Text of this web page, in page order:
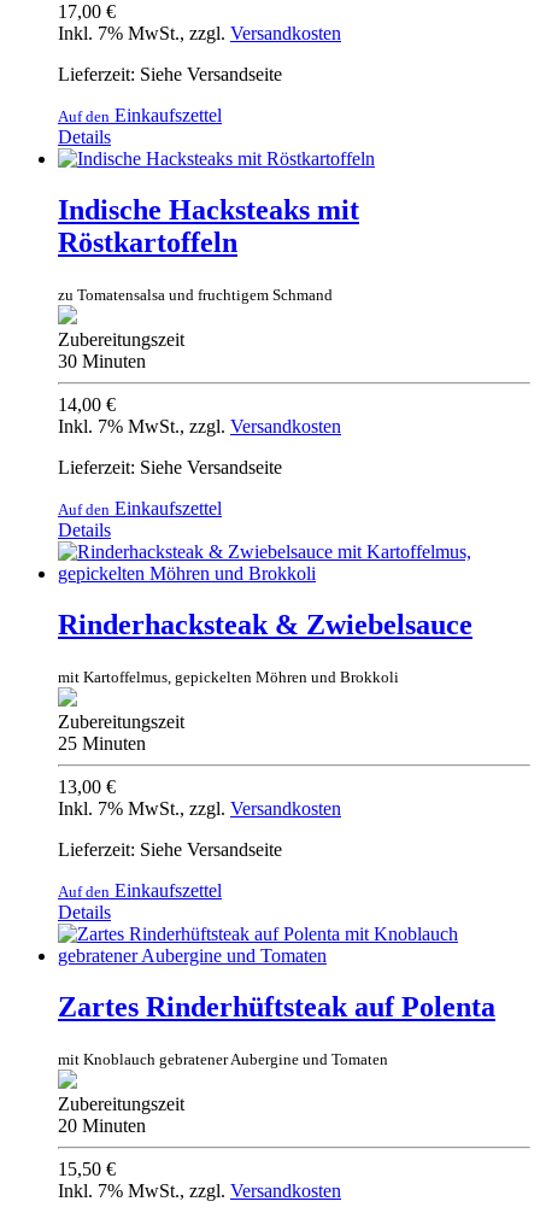
17,00 €
Inkl. 7% MwSt., zzgl. Versandkosten
Lieferzeit: Siehe Versandseite
Auf den Einkaufszettel
Details
Indische Hacksteaks mit
Röstkartoffeln
zu Tomatensalsa und fruchtigem Schmand
Zubereitungszeit
30 Minuten
14,00 €
Inkl. 7% MwSt., zzgl. Versandkosten
Lieferzeit: Siehe Versandseite
Auf den Einkaufszettel
Details
Rinderhacksteak & Zwiebelsauce
mit Kartoffelmus, gepickelten Möhren und Brokkoli
Zubereitungszeit
25 Minuten
13,00 €
Inkl. 7% MwSt., zzgl. Versandkosten
Lieferzeit: Siehe Versandseite
Auf den Einkaufszettel
Details
Zartes Rinderhüftsteak auf Polenta
mit Knoblauch gebratener Aubergine und Tomaten
Zubereitungszeit
20 Minuten
15,50 €
Inkl. 7% MwSt., zzgl. Versandkosten